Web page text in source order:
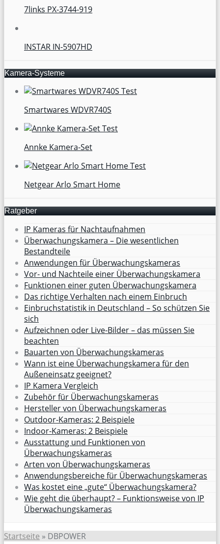
7links PX-3744-919
INSTAR IN-5907HD
Kamera-Systeme
Smartwares WDVR740S
Annke Kamera-Set
Netgear Arlo Smart Home
Ratgeber
IP Kameras für Nachtaufnahmen
Überwachungskamera – Die wesentlichen
Bestandteile
Anwendungen für Überwachungskameras
Vor- und Nachteile einer Überwachungskamera
Funktionen einer guten Überwachungskamera
Das richtige Verhalten nach einem Einbruch
Einbruchstatistik in Deutschland – So schützen Sie
sich
Aufzeichnen oder Live-Bilder – das müssen Sie
beachten
Bauarten von Überwachungskameras
Wann ist eine Überwachungskamera für den
Außeneinsatz geeignet?
IP Kamera Vergleich
Zubehör für Überwachungskameras
Hersteller von Überwachungskameras
Outdoor-Kameras: 2 Beispiele
Indoor-Kameras: 2 Beispiele
Ausstattung und Funktionen von
Überwachungskameras
Arten von Überwachungskameras
Anwendungsbereiche für Überwachungskameras
Was kostet eine „gute“ Überwachungskamera?
Wie geht die überhaupt? – Funktionsweise von IP
Überwachungskameras
Startseite » DBPOWER